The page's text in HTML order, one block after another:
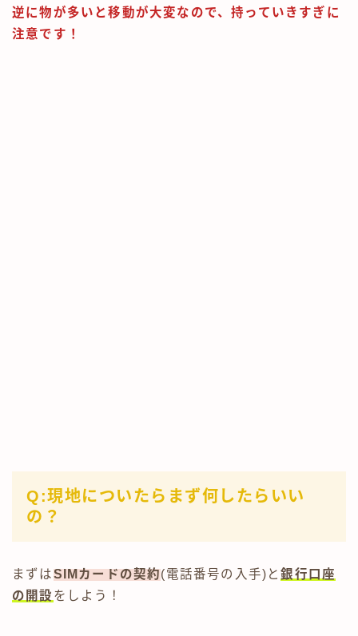
逆に物が多いと移動が大変なので、持っていきすぎに
注意です！
Q:現地についたらまず何したらいい
の？
まずはSIMカードの契約(電話番号の入手)と銀行口座
の開設 をしよう！